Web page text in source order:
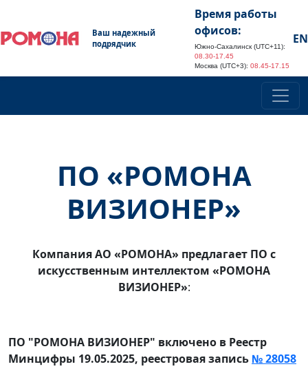
Ваш надежный
подрядчик
Время работы
офисов:
Южно-Сахалинск (UTC+11):
08.30-17.45
Москва (UTC+3): 08.45-17.15
EN
ПО «РОМОНА
ВИЗИОНЕР»
Компания АО «РОМОНА» предлагает ПО с
искусственным интеллектом «РОМОНА
ВИЗИОНЕР»:
ПО "РОМОНА ВИЗИОНЕР" включено в Реестр
Минцифры 19.05.2025, реестровая запись № 28058